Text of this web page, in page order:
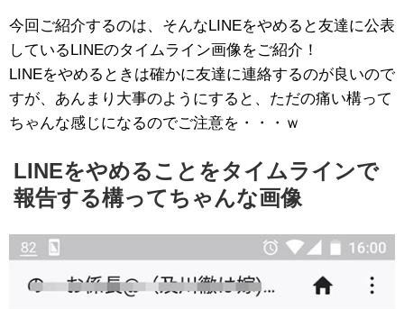
今回ご紹介するのは、そんなLINEをやめると友達に公表
しているLINEのタイムライン画像をご紹介！
LINEをやめるときは確かに友達に連絡するのが良いので
すが、あんまり大事のようにすると、ただの痛い構って
ちゃんな感じになるのでご注意を・・・ｗ
LINEをやめることをタイムラインで
報告する構ってちゃんな画像